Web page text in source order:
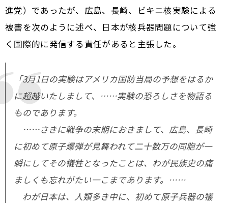
進党）であったが、広島、長崎、ビキニ核実験による
被害を次のように述べ、日本が核兵器問題について強
く国際的に発信する責任があると主張した。
「3月1日の実験はアメリカ国防当局の予想をはるか
に超越いたしまして、……実験の恐ろしさを物語る
ものであります。
……さきに戦争の末期におきまして、広島、長崎
に初めて原子爆弾が見舞われて二十数万の同胞が一
瞬にしてその犠牲となったことは、わが民族史の痛
ましくも忘れがたい一こまであります。……
わが日本は、人類多き中に、初めて原子兵器の犠